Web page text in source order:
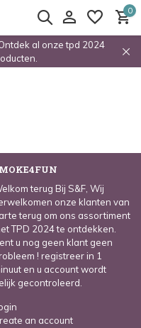
0
al onze tpd 2024
terug Bij S&F, Wij
onze klanten van
terug om ons assortiment
TPD 2024 te ontdekken.
u nog geen klant geen
! registreer in 1
en u account wordt
gecontroleerd.
an account